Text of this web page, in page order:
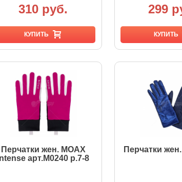
310 руб.
КУПИТЬ
299
КУПИТЬ
Перчатки жен. MOAX
Intense арт.M0240 р.7-8
Перчатки